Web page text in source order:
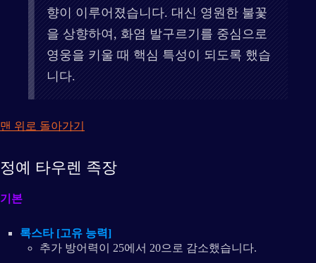
향이 이루어졌습니다. 대신 영원한 불꽃
을 상향하여, 화염 발구르기를 중심으로
영웅을 키울 때 핵심 특성이 되도록 했습
니다.
맨 위로 돌아가기
정예 타우렌 족장
기본
록스타 [고유 능력]
추가 방어력이 25에서 20으로 감소했습니다.